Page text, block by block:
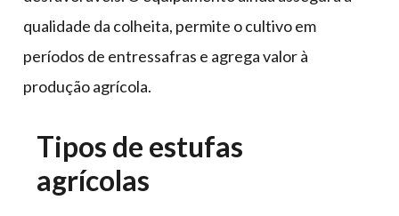
qualidade da colheita, permite o cultivo em
períodos de entressafras e agrega valor à
produção agrícola.
Tipos de estufas
agrícolas